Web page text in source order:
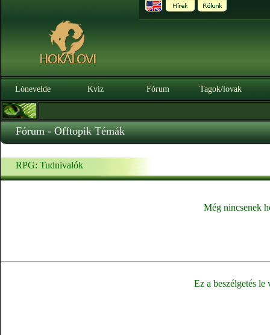
Lónevelde Kvíz Fórum Tagok/lovak
Fórum - Offtopik Témák
RPG: Tudnivalók
Még nincsenek
Ez a beszélgetés